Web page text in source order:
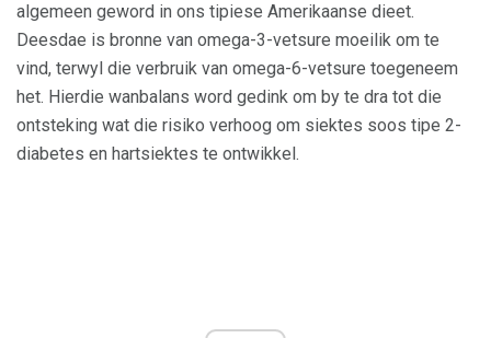
algemeen geword in ons tipiese Amerikaanse dieet.
Deesdae is bronne van omega-3-vetsure moeilik om te
vind, terwyl die verbruik van omega-6-vetsure toegeneem
het. Hierdie wanbalans word gedink om by te dra tot die
ontsteking wat die risiko verhoog om siektes soos tipe 2-
diabetes en hartsiektes te ontwikkel.